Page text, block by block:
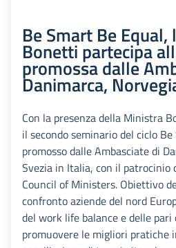
Be Smart Be
Bonetti partecipa
promossa dalle
Danimarca,
Con la presenza della Ministra
il secondo seminario del ciclo
promosso dalle Ambasciate di
Svezia in Italia, con il patrocinio
Council of Ministers. Obiettivo
confronto aziende del nord
del work life balance e delle
promuovere le migliori pratiche